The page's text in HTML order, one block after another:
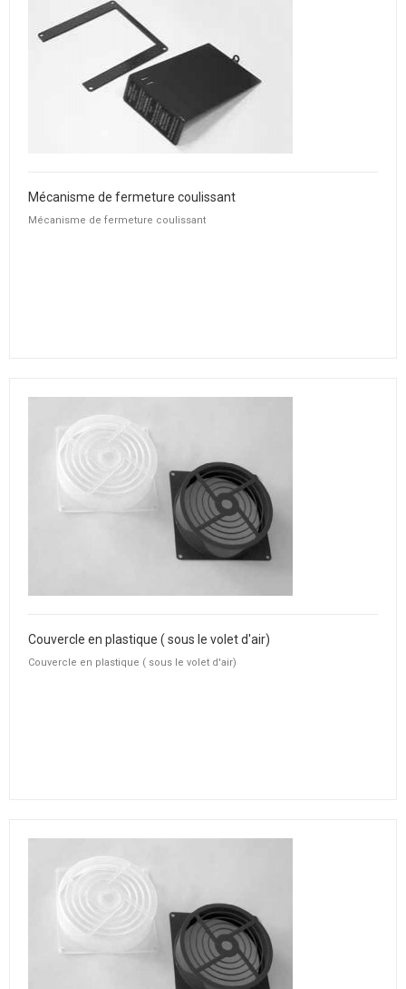
Mécanisme de fermeture coulissant
Mécanisme de fermeture coulissant
Couvercle en plastique ( sous le volet d'air)
Couvercle en plastique ( sous le volet d'air)